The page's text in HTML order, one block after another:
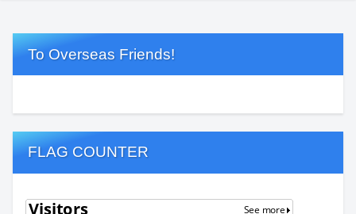
To Overseas Friends!
FLAG COUNTER